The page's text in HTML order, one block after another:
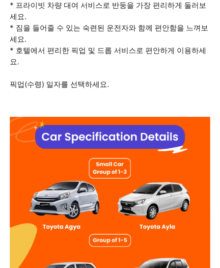
* 프라이빗 차량 대여 서비스로 반둥을 가장 편리하게 둘러보
세요.
* 짐을 들어줄 수 있는 숙련된 운전자와 함께 편안함을 느껴보
세요.
* 호텔에서 편리한 픽업 및 드롭 서비스로 편안하게 이용하세
요.
픽업(수령) 일자를 선택하세요.